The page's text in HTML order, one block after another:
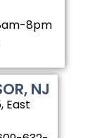
8pm
NJ
East